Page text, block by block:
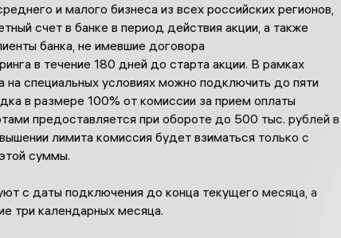
и малого бизнеса из всех российских регионов,
счет в банке в период действия акции, а также
банка, не имевшие договора
в течение 180 дней до старта акции. В рамках
на специальных условиях можно подключить до пяти
в размере 100% от комиссии за прием оплаты
предоставляется при обороте до 500 тыс. рублей в
лимита комиссия будет взиматься только с
суммы.
с даты подключения до конца текущего месяца, а
три календарных месяца.